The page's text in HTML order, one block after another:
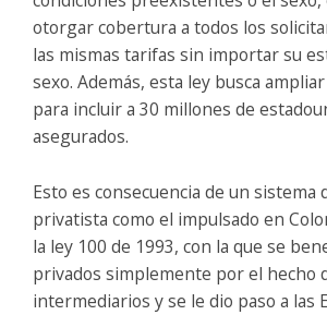
otorgar cobertura a todos los
las mismas tarifas sin importar su
sexo. Además, esta ley busca
para incluir a 30 millones de
asegurados.
Esto es consecuencia de un sistema
privatista como el impulsado en
la ley 100 de 1993, con la que se
privados simplemente por el hecho
intermediarios y se le dio paso a las